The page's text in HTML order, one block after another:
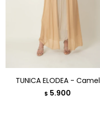
TUNICA ELODEA - Camel
$ 5.900